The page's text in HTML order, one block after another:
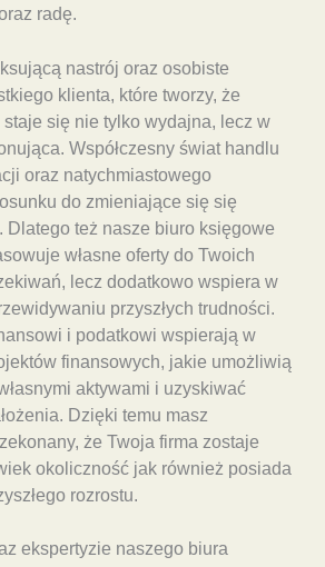
radę.
nastrój oraz osobiste
klienta, które tworzy, że
się nie tylko wydajna, lecz w
Współczesny świat handlu
oraz natychmiastowego
do zmieniające się się
Dlatego też nasze biuro księgowe
własne oferty do Twoich
lecz dodatkowo wspiera w
przyszłych trudności.
i podatkowi wspierają w
finansowych, jakie umożliwią
aktywami i uzyskiwać
Dzięki temu masz
że Twoja firma zostaje
okoliczność jak również posiada
rozrostu.
ekspertyzie naszego biura